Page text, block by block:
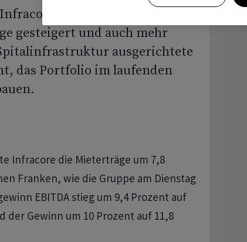
hat im ersten Quartal
gesteigert und auch mehr
ausgerichtete
das Portfolio im laufenden
Infracore die Mieterträge um 7,8
Franken, wie die Gruppe am Dienstag
EBITDA stieg um 9,4 Prozent auf
der Gewinn um 10 Prozent auf 11,8